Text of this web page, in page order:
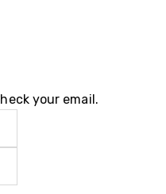
your email.